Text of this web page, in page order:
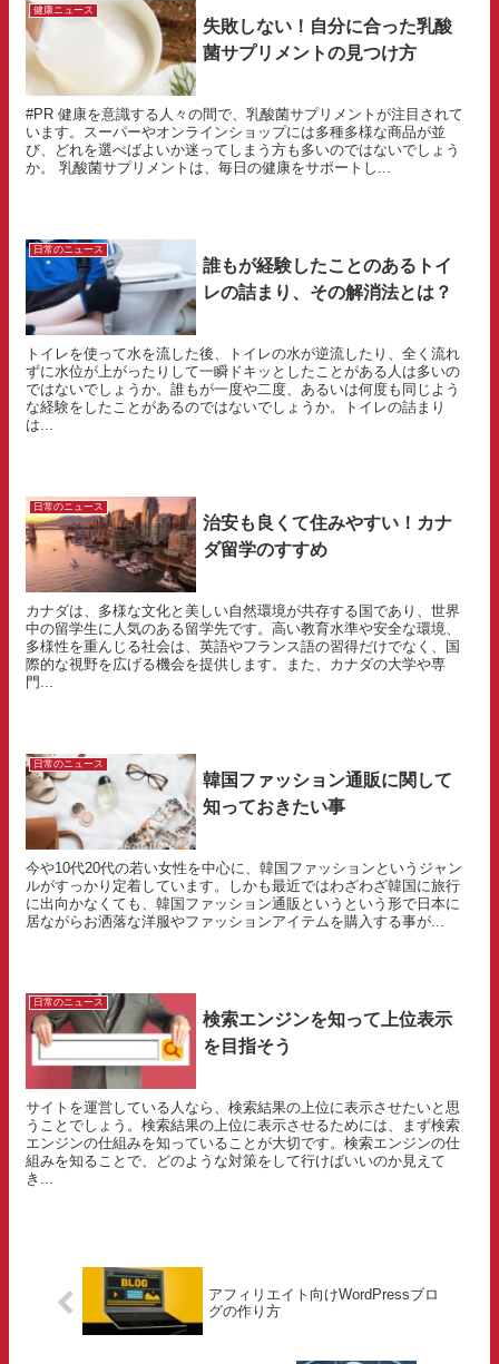
健康ニュース
失敗しない！自分に合った乳酸
菌サプリメントの見つけ方
#PR 健康を意識する人々の間で、乳酸菌サプリメントが注目されて
います。スーパーやオンラインショップには多種多様な商品が並
び、どれを選べばよいか迷ってしまう方も多いのではないでしょう
か。 乳酸菌サプリメントは、毎日の健康をサポートし...
日常のニュース
誰もが経験したことのあるトイ
レの詰まり、その解消法とは？
トイレを使って水を流した後、トイレの水が逆流したり、全く流れ
ずに水位が上がったりして一瞬ドキッとしたことがある人は多いの
ではないでしょうか。誰もが一度や二度、あるいは何度も同じよう
な経験をしたことがあるのではないでしょうか。トイレの詰まり
は...
日常のニュース
治安も良くて住みやすい！カナ
ダ留学のすすめ
カナダは、多様な文化と美しい自然環境が共存する国であり、世界
中の留学生に人気のある留学先です。高い教育水準や安全な環境、
多様性を重んじる社会は、英語やフランス語の習得だけでなく、国
際的な視野を広げる機会を提供します。また、カナダの大学や専
門...
日常のニュース
韓国ファッション通販に関して
知っておきたい事
今や10代20代の若い女性を中心に、韓国ファッションというジャン
ルがすっかり定着しています。しかも最近ではわざわざ韓国に旅行
に出向かなくても、韓国ファッション通販というという形で日本に
居ながらお洒落な洋服やファッションアイテムを購入する事が...
日常のニュース
検索エンジンを知って上位表示
を目指そう
サイトを運営している人なら、検索結果の上位に表示させたいと思
うことでしょう。検索結果の上位に表示させるためには、まず検索
エンジンの仕組みを知っていることが大切です。検索エンジンの仕
組みを知ることで、どのような対策をして行けばいいのか見えて
き...
アフィリエイト向けWordPressブロ
グの作り方